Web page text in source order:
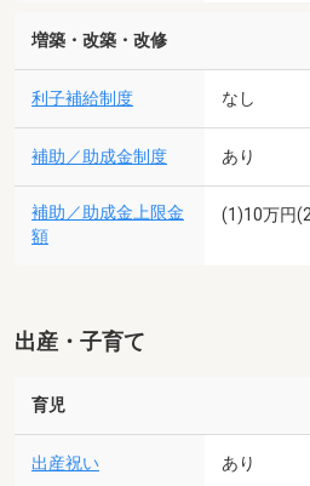
増築・改築・改修
利子補給制度 なし
補助／助成金制度 あり
補助／助成金上限金
額
(1)10万円
出産・子育て
育児
出産祝い あり